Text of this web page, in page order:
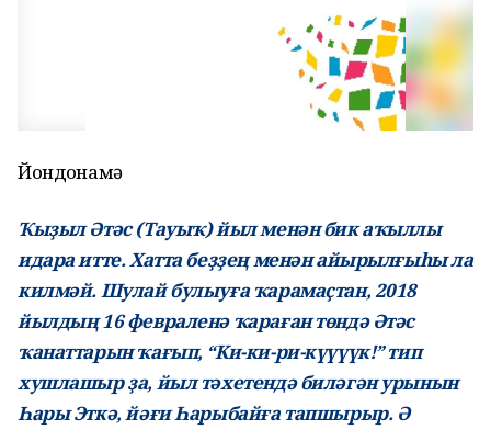
Йондоҙнамә
Ҡыҙыл Әтәс (Тауыҡ) йыл менән бик аҡыллы
идара итте. Хатта беҙҙең менән айырылғыһы ла
килмәй. Шулай булыуға ҡарамаҫтан, 2018
йылдың 16 февраленә ҡараған төндә Әтәс
ҡанаттарын ҡағып, “Ки-ки-ри-күүүүк!” тип
хушлашыр ҙа, йыл тәхетендә биләгән урынын
Һары Эткә, йәғи Һарыбайға тапшырыр. Ә